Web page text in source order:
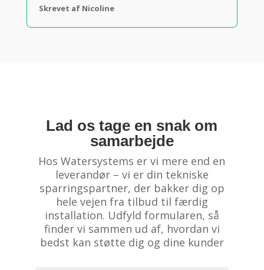
Skrevet af Nicoline
Lad os tage en snak om
samarbejde
Hos Watersystems er vi mere end en
leverandør – vi er din tekniske
sparringspartner, der bakker dig op
hele vejen fra tilbud til færdig
installation. Udfyld formularen, så
finder vi sammen ud af, hvordan vi
bedst kan støtte dig og dine kunder